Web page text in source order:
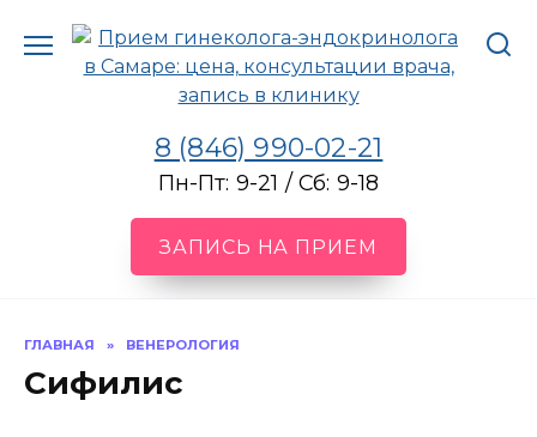
содержанию
8 (846) 990-02-21
Пн-Пт: 9-21 / Сб: 9-18
ЗАПИСЬ НА ПРИЕМ
ГЛАВНАЯ » ВЕНЕРОЛОГИЯ
Сифилис